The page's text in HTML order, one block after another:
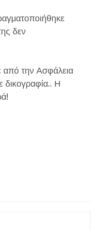
δεν
από την Ασφάλεια
δικογραφία.. Η